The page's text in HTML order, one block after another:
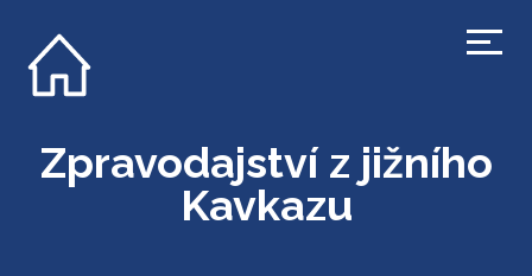
Zpravodajství z jižního
Kavkazu